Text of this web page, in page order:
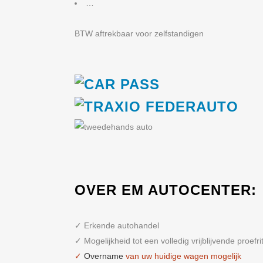
…
BTW aftrekbaar voor zelfstandigen
OVER EM AUTOCENTER:
✓ Erkende autohandel
✓ Mogelijkheid tot een volledig vrijblijvende proefrit
✓ Overname van uw huidige wagen mogelijk